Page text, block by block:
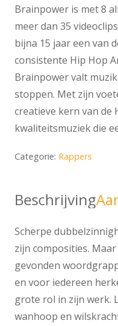
Brainpower is met 8
meer dan 35
bijna 15 jaar een van
consistente Hip Hop
Brainpower valt
stoppen. Met zijn
creatieve kern van de
kwaliteitsmuziek die
Categorie: Rappers
Beschrijving
Scherpe
zijn composities.
gevonden
en voor iedereen
grote rol in zijn werk.
wanhoop en